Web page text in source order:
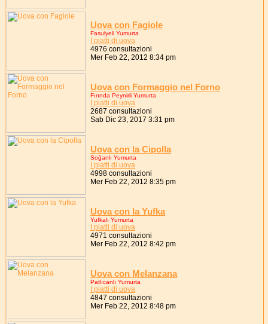
Uova con Fagiole
Fasulyeli Yumurta
I piatti di uova
4976 consultazioni
Mer Feb 22, 2012 8:34 pm
Uova con Formaggio nel Forno
Fırında Peynirli Yumurta
I piatti di uova
2687 consultazioni
Sab Dic 23, 2017 3:31 pm
Uova con la Cipolla
Soğanlı Yumurta
I piatti di uova
4998 consultazioni
Mer Feb 22, 2012 8:35 pm
Uova con la Yufka
Yufkalı Yumurta
I piatti di uova
4971 consultazioni
Mer Feb 22, 2012 8:42 pm
Uova con Melanzana
Patlıcanlı Yumurta
I piatti di uova
4847 consultazioni
Mer Feb 22, 2012 8:48 pm